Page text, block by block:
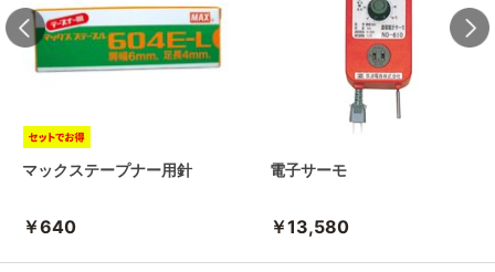
マックステープナー用針
￥640
電子サーモ
￥13,580